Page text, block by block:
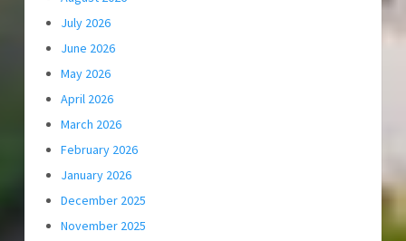
July 2026
June 2026
May 2026
April 2026
March 2026
February 2026
January 2026
December 2025
November 2025